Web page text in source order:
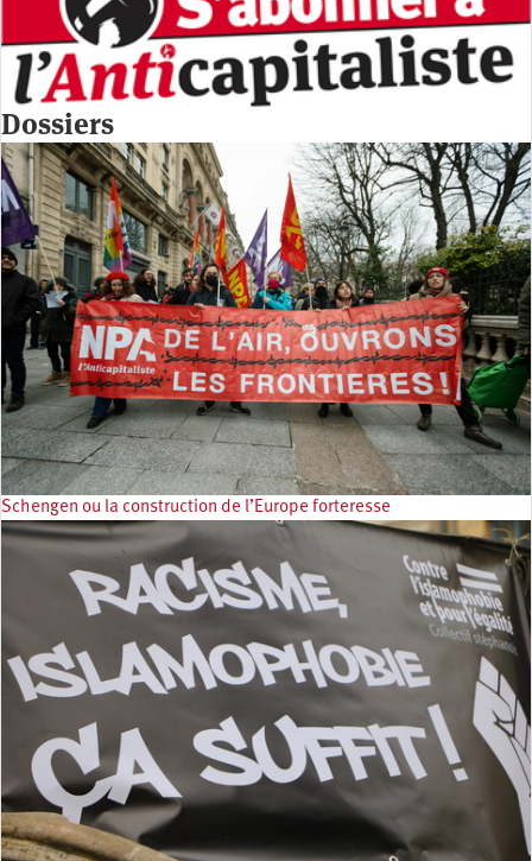
Dossiers
Schengen ou la construction de l’Europe forteresse